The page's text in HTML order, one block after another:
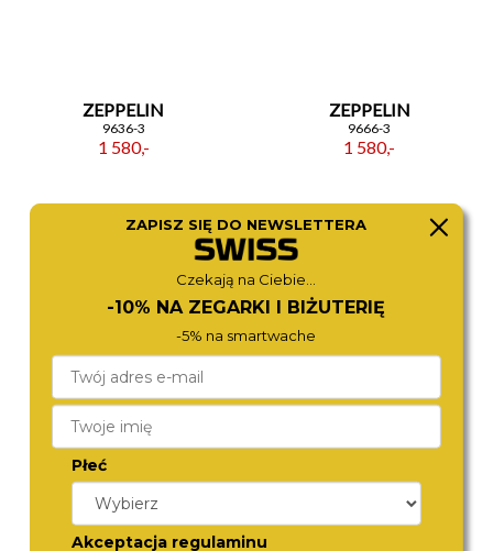
ZEPPELIN
9636-3
1 580,-
ZEPPELIN
9666-3
1 580,-
ZEPPELIN
9664-3
1 580,- 1 370,-
ZAPISZ SIĘ DO NEWSLETTERA
Czekają na Ciebie...
-10% NA ZEGARKI I BIŻUTERIĘ
-5% na smartwache
Płeć
Akceptacja regulaminu